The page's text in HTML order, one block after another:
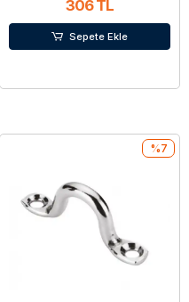
306 TL
Sepete Ekle
%7